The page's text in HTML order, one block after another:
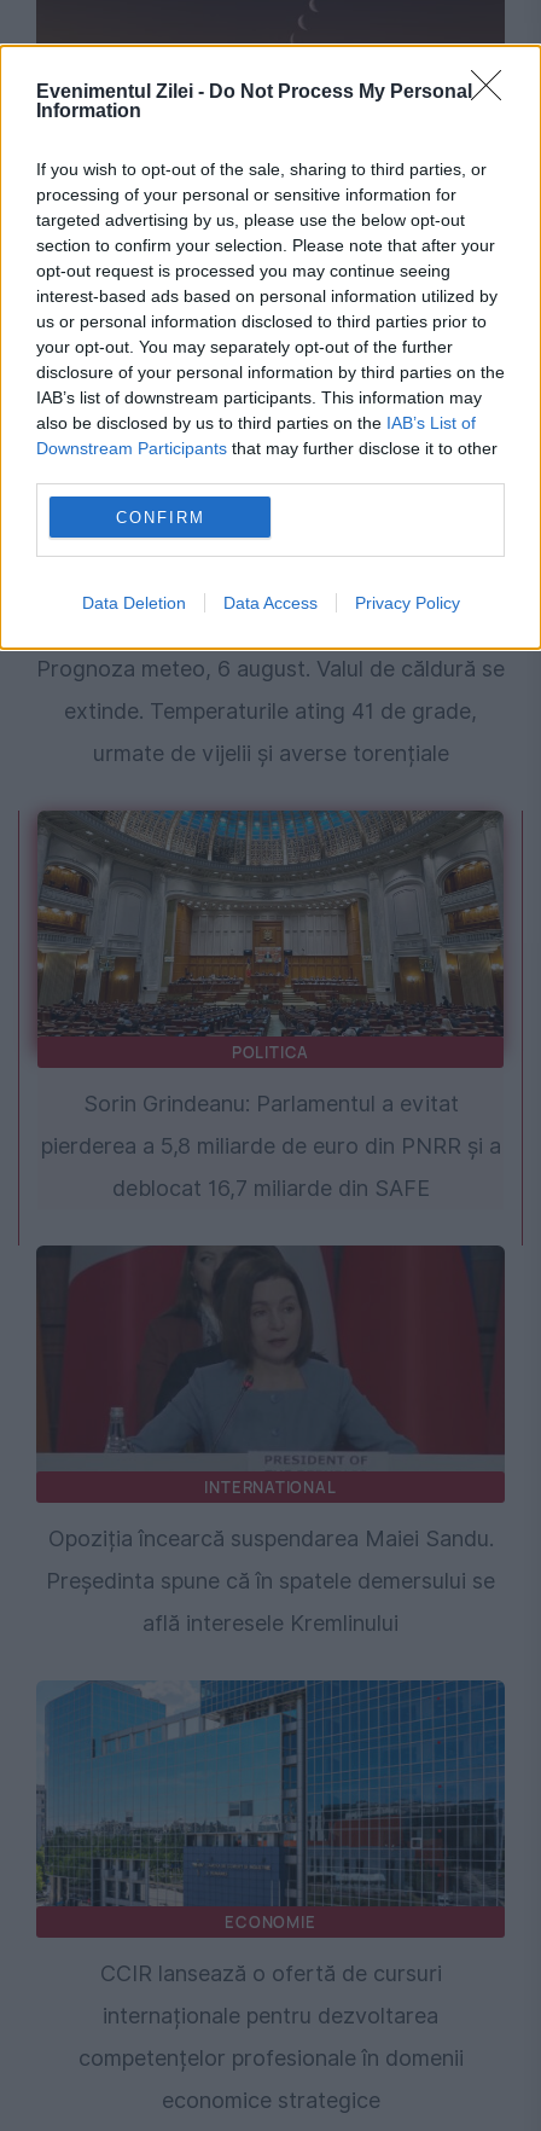
Evenimentul Zilei - Do Not Process My Personal
Information
If you wish to opt-out of the sale, sharing to third parties, or
processing of your personal or sensitive information for
targeted advertising by us, please use the below opt-out
section to confirm your selection. Please note that after your
opt-out request is processed you may continue seeing
interest-based ads based on personal information utilized by
us or personal information disclosed to third parties prior to
your opt-out. You may separately opt-out of the further
disclosure of your personal information by third parties on the
IAB’s list of downstream participants. This information may
also be disclosed by us to third parties on the IAB’s List of
Downstream Participants that may further disclose it to other
CONFIRM
Data Deletion Data Access Privacy Policy
SOCIAL
Eclipsa parțială de Soare din 12 august,
vizibilă și din România. Unde se vede cel mai
bine și la ce oră începe
Prognoza meteo, 6 august. Valul de căldură se
extinde. Temperaturile ating 41 de grade,
urmate de vijelii și averse torențiale
POLITICA
Sorin Grindeanu: Parlamentul a evitat
pierderea a 5,8 miliarde de euro din PNRR și a
deblocat 16,7 miliarde din SAFE
INTERNATIONAL
Opoziția încearcă suspendarea Maiei Sandu.
Președinta spune că în spatele demersului se
află interesele Kremlinului
ECONOMIE
CCIR lansează o ofertă de cursuri
internaționale pentru dezvoltarea
competențelor profesionale în domenii
economice strategice